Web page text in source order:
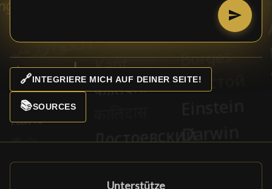
🔗INTEGRIERE MICH AUF DEINER SEITE!
📚SOURCES
Unterstütze